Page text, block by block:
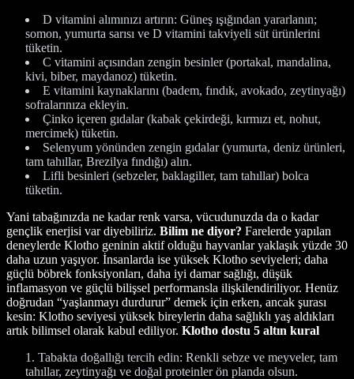
D vitamini alımınızı artırın: Güneş ışığından yararlanın;
somon, yumurta sarısı ve D vitamini takviyeli süt ürünlerini
tüketin.
C vitamini açısından zengin besinler (portakal, mandalina,
kivi, biber, maydanoz) tüketin.
E vitamini kaynaklarını (badem, fındık, avokado, zeytinyağı)
sofralarınıza ekleyin.
Çinko içeren gıdalar (kabak çekirdeği, kırmızı et, nohut,
mercimek) tüketin.
Selenyum yönünden zengin gıdalar (yumurta, deniz ürünleri,
tam tahıllar, Brezilya fındığı) alın.
Lifli besinleri (sebzeler, baklagiller, tam tahıllar) bolca
tüketin.
Yani tabağınızda ne kadar renk varsa, vücudunuzda da o kadar
gençlik enerjisi var diyebiliriz. Bilim ne diyor? Farelerde yapılan
deneylerde Klotho geninin aktif olduğu hayvanlar yaklaşık yüzde 30
daha uzun yaşıyor. İnsanlarda ise yüksek Klotho seviyeleri; daha
güçlü böbrek fonksiyonları, daha iyi damar sağlığı, düşük
inflamasyon ve güçlü bilişsel performansla ilişkilendiriliyor. Henüz
doğrudan “yaşlanmayı durdurur” demek için erken, ancak şurası
kesin: Klotho seviyesi yüksek bireylerin daha sağlıklı yaş aldıkları
artık bilimsel olarak kabul ediliyor. Klotho dostu 5 altın kural
Tabakta doğallığı tercih edin: Renkli sebze ve meyveler, tam
tahıllar, zeytinyağı ve doğal proteinler ön planda olsun.